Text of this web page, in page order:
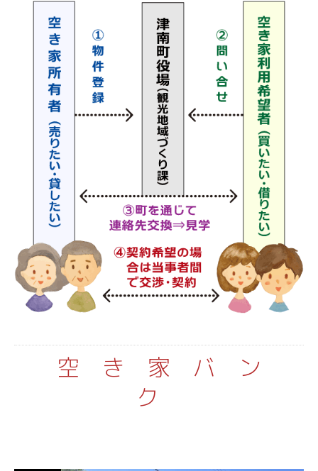
津南について
アクセス
雪国の家選び
空き家バンク
子育て
Q&A
CLOSE
津南について
アクセス
雪国の家選び
空き家バンク
子育て
Q&A
CLOSE
空き家バン
ク